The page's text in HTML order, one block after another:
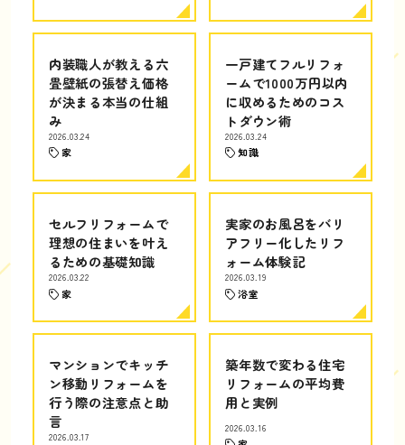
内装職人が教える六
畳壁紙の張替え価格
が決まる本当の仕組
み
2026.03.24
家
一戸建てフルリフォ
ームで1000万円以内
に収めるためのコス
トダウン術
2026.03.24
知識
セルフリフォームで
理想の住まいを叶え
るための基礎知識
2026.03.22
家
実家のお風呂をバリ
アフリー化したリフ
ォーム体験記
2026.03.19
浴室
マンションでキッチ
ン移動リフォームを
行う際の注意点と助
言
2026.03.17
築年数で変わる住宅
リフォームの平均費
用と実例
2026.03.16